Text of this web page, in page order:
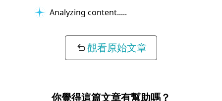
Analyzing content...
觀看原始文章
你覺得這篇文章有幫助嗎？